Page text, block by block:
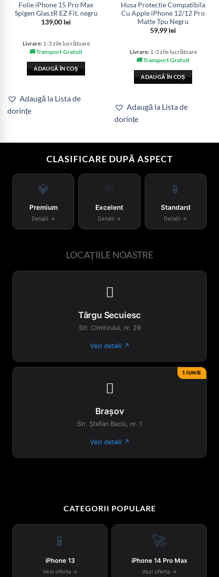
Folie iPhone 15 Pro Max
Spigen Glas.tR EZ Fit, negru
139,00 lei
Livrare:1-3 zile lucrătoare
🚚 Transport Gratuit
ADAUGĂ ÎN COȘ
Adaugă la Lista de
dorințe
Husa Protectie Compatibila
Cu Apple iPhone 12/12 Pro
Matte Tpu Negru
59,99 lei
Livrare:1-3 zile lucrătoare
🚚 Transport Gratuit
ADAUGĂ ÎN COȘ
Adaugă la Lista de
dorințe
CLASIFICARE DUPĂ ASPECT
💎
Premium
Detalii →
✨
Excelent
Detalii →
📱
Standard
Detalii →
LOCAȚIILE NOASTRE

Târgu Secuiesc
Str. Cimitirului, nr. 29
Vezi detalii ↗
1 IUNIE

Brașov
Str. Ștefan Baciu, nr. 1
Vezi detalii ↗
CATEGORII POPULARE
📱
iPhone 13
Vezi oferta →
🚀
iPhone 14 Pro Max
Vezi oferta →